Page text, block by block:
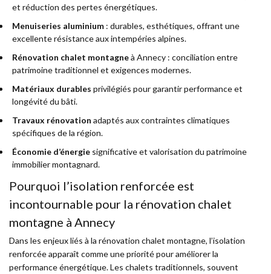
et réduction des pertes énergétiques.
Menuiseries aluminium : durables, esthétiques, offrant une
excellente résistance aux intempéries alpines.
Rénovation chalet montagneà Annecy : conciliation entre
patrimoine traditionnel et exigences modernes.
Matériaux durables privilégiés pour garantir performance et
longévité du bâti.
Travaux rénovation adaptés aux contraintes climatiques
spécifiques de la région.
Économie d’énergie significative et valorisation du patrimoine
immobilier montagnard.
Pourquoi l’isolation renforcée est
incontournable pour la rénovation chalet
montagne à Annecy
Dans les enjeux liés à la rénovation chalet montagne, l’isolation
renforcée apparaît comme une priorité pour améliorer la
performance énergétique. Les chalets traditionnels, souvent